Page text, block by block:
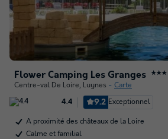
Flower Camping Les Granges ★★★
Centre-val De Loire, Luynes Carte
4.4 9.2 Exceptionnel
A proximité des châteaux de la Loire
Calme et familial